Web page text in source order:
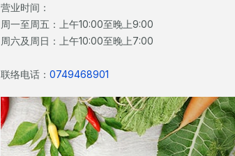
营业时间：
周一至周五：上午10:00至晚上9:00
周六及周日：上午10:00至晚上7:00
联络电话： 0749468901